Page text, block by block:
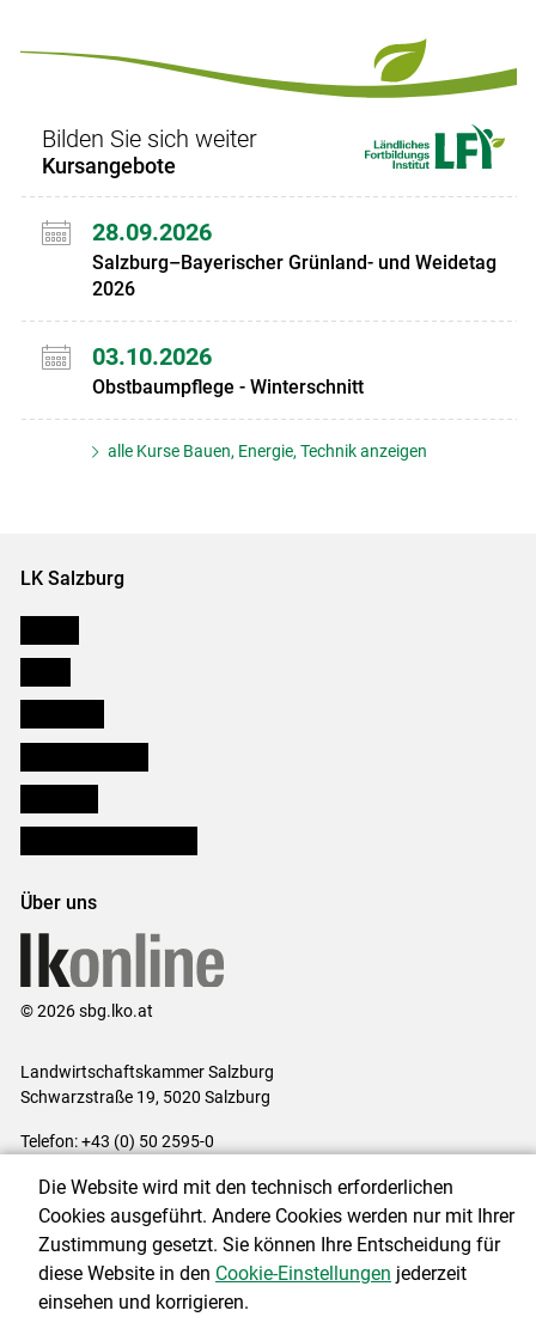
Bilden Sie sich weiter
Kursangebote
28.09.2026
Salzburg–Bayerischer Grünland- und Weidetag
2026
03.10.2026
Obstbaumpflege - Winterschnitt
alle Kurse Bauen, Energie, Technik anzeigen
LK Salzburg
Über uns
© 2026 sbg.lko.at
Landwirtschaftskammer Salzburg
Schwarzstraße 19, 5020 Salzburg
Telefon: +43 (0) 50 2595-0
Impressum|Kontakt|Datenschutzerklärung|Barrierefreiheit|
Cookie-Einstellungen
Die Website wird mit den technisch erforderlichen
Cookies ausgeführt. Andere Cookies werden nur mit Ihrer
Zustimmung gesetzt. Sie können Ihre Entscheidung für
diese Website in den Cookie-Einstellungen jederzeit
einsehen und korrigieren.